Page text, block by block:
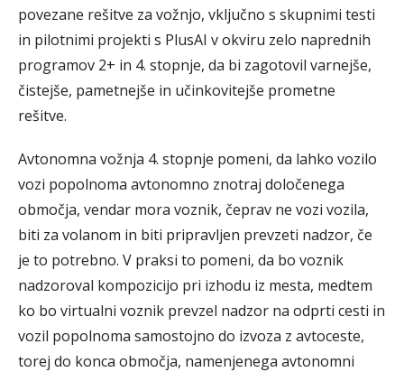
povezane rešitve za vožnjo, vključno s skupnimi testi
in pilotnimi projekti s PlusAI v okviru zelo naprednih
programov 2+ in 4. stopnje, da bi zagotovil varnejše,
čistejše, pametnejše in učinkovitejše prometne
rešitve.
Avtonomna vožnja 4. stopnje pomeni, da lahko vozilo
vozi popolnoma avtonomno znotraj določenega
območja, vendar mora voznik, čeprav ne vozi vozila,
biti za volanom in biti pripravljen prevzeti nadzor, če
je to potrebno. V praksi to pomeni, da bo voznik
nadzoroval kompozicijo pri izhodu iz mesta, medtem
ko bo virtualni voznik prevzel nadzor na odprti cesti in
vozil popolnoma samostojno do izvoza z avtoceste,
torej do konca območja, namenjenega avtonomni